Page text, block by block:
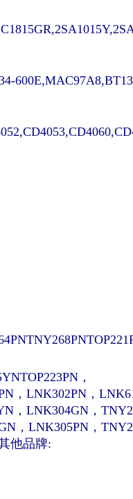
，
，LNK302PN，
，LNK304GN，
，LNK305PN，
他品牌: